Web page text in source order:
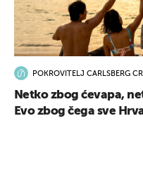
POKROVITELJ CARLSBERG
Netko zbog ćevapa,
Evo zbog čega sve